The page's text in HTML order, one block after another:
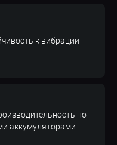
к вибрации
по
аккумуляторами